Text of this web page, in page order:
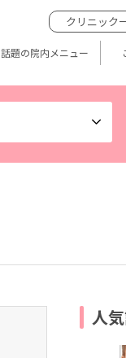
クリニック
話題の院内メニュー
人